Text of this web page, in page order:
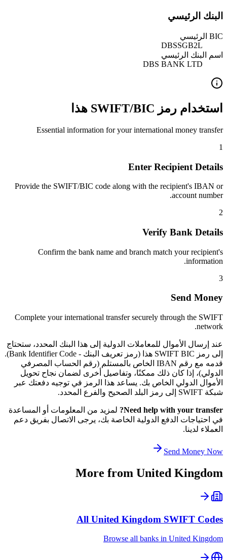
البنك الرئيسي
BIC الرئيسي
DBSSGB2L
اسم البنك الرئيسي
DBS BANK LTD
استخدام رمز SWIFT/BIC هذا
Essential information for your international money transfer
1
Enter Recipient Details
Provide the SWIFT/BIC code along with the recipient's IBAN or
account number.
2
Verify Bank Details
Confirm the bank name and branch match your recipient's
information.
3
Send Money
Complete your international transfer securely through the SWIFT
network.
عند إرسال الأموال للمعاملات الدولية إلى هذا البنك المحدد، ستحتاج
إلى رمز SWIFT BIC هذا (رمز تعريف البنك - Bank Identifier Code).
قدمه مع رقم IBAN الخاص بالمستلم (رقم الحساب المصرفي
الدولي)، إذا كان ذلك ممكنًا، وتفاصيل أخرى لضمان نجاح تحويل
الأموال الدولي الخاص بك. يساعد هذا الرمز في توجيه دفعتك عبر
شبكة SWIFT إلى رمز البلد الصحيح والفرع المحدد.
Need help with your transfer?
لمزيد من المعلومات أو المساعدة
في احتياجات الدفع الدولية الخاصة بك، يرجى الاتصال بفريق دعم
العملاء لدينا.
Send Money Now
More from United Kingdom
All United Kingdom SWIFT Codes
Browse all banks in United Kingdom